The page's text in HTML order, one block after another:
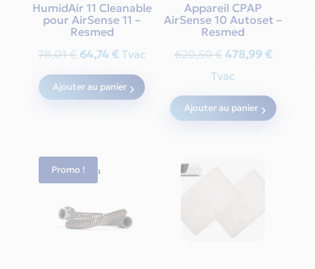
HumidAir 11 Cleanable
pour AirSense 11 –
Resmed
78,01€ Original
price
was:
64,74€Current
price
is:
Tvac
Ajouter au panier
Appareil CPAP
AirSense 10 Autoset –
Resmed
620,50€ Original
price
was:
620,50 €.
478,99 €Current
is:
478,99
Tvac
Ajouter au panier
Promo !